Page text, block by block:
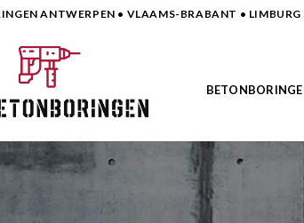
ANTWERPEN • VLAAMS-BRABANT •